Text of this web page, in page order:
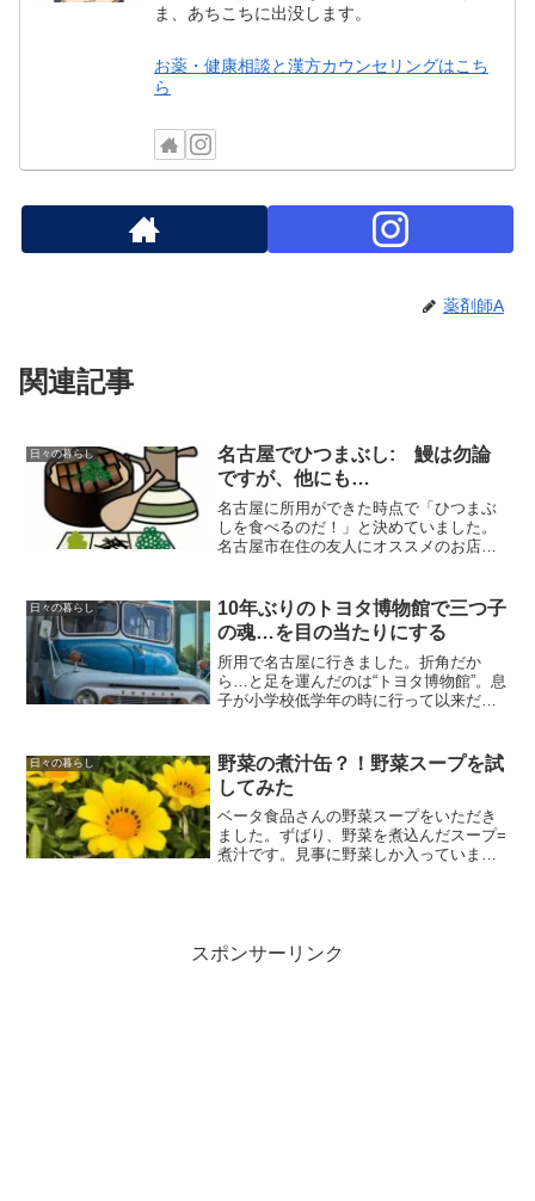
ま、あちこちに出没します。
お薬・健康相談と漢方カウンセリングはこち
ら
薬剤師A
関連記事
日々の暮らし
名古屋でひつまぶし: 鰻は勿論
ですが、他にも…
名古屋に所用ができた時点で「ひつまぶ
しを食べるのだ！」と決めていました。
名古屋市在住の友人にオススメのお店を
色々考え、“しら河”のミニ懐石をいただく
ことにしました。
日々の暮らし
10年ぶりのトヨタ博物館で三つ子
の魂…を目の当たりにする
所用で名古屋に行きました。折角だか
ら…と足を運んだのは“トヨタ博物館”。息
子が小学校低学年の時に行って以来だっ
す。その数、約140台！また、１０年前に
はなかった展示もありました。
日々の暮らし
野菜の煮汁缶？！野菜スープを試
してみた
ベータ食品さんの野菜スープをいただき
ました。ずばり、野菜を煮込んだスープ=
煮汁です。見事に野菜しか入っていませ
スポンサーリンク